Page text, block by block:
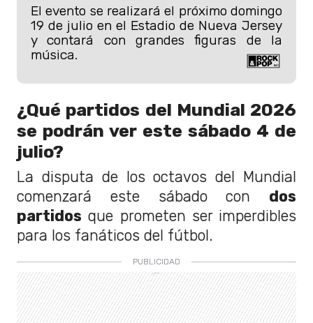
El evento se realizará el próximo domingo
19 de julio en el Estadio de Nueva Jersey
y contará con grandes figuras de la
música.
¿Qué partidos del Mundial 2026
se podrán ver este sábado 4 de
julio?
La disputa de los octavos del Mundial
comenzará este sábado con dos
partidos que prometen ser imperdibles
para los fanáticos del fútbol.